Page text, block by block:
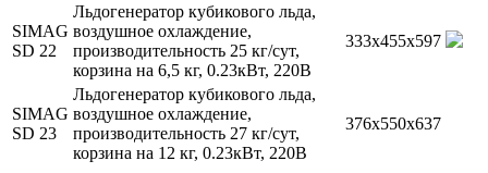
SIMAG
SD 22
Льдогенератор кубикового льда,
воздушное охлаждение,
производительность 25 кг/сут,
корзина на 6,5 кг, 0.23кВт, 220В
333x455x597
SIMAG
SD 23
Льдогенератор кубикового льда,
воздушное охлаждение,
производительность 27 кг/сут,
корзина на 12 кг, 0.23кВт, 220В
376х550х637